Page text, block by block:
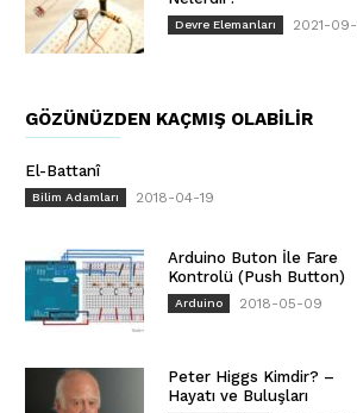
Devre Elemanları 2021-09-
GÖZÜNÜZDEN KAÇMIŞ OLABILIR
El-Battanî
Bilim Adamları 2018-04-19
Arduino Buton İle Fare
Kontrolü (Push Button)
Arduino 2018-05-09
Peter Higgs Kimdir? –
Hayatı ve Buluşları